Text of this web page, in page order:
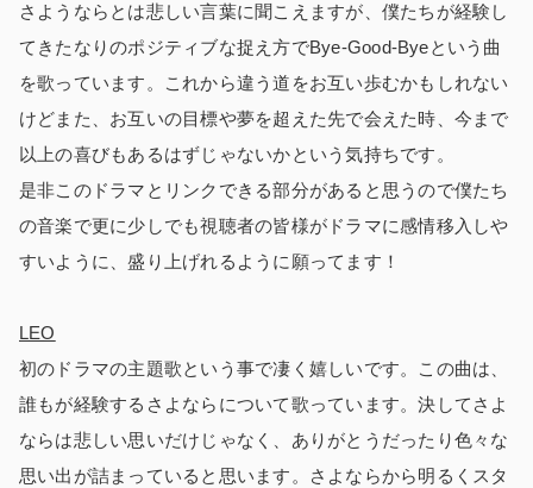
さようならとは悲しい言葉に聞こえますが、僕たちが経験し
てきたなりのポジティブな捉え方でBye-Good-Byeという曲
を歌っています。これから違う道をお互い歩むかもしれない
けどまた、お互いの目標や夢を超えた先で会えた時、今まで
以上の喜びもあるはずじゃないかという気持ちです。
是非このドラマとリンクできる部分があると思うので僕たち
の音楽で更に少しでも視聴者の皆様がドラマに感情移入しや
すいように、盛り上げれるように願ってます！
LEO
初のドラマの主題歌という事で凄く嬉しいです。この曲は、
誰もが経験するさよならについて歌っています。決してさよ
ならは悲しい思いだけじゃなく、ありがとうだったり色々な
思い出が詰まっていると思います。さよならから明るくスタ